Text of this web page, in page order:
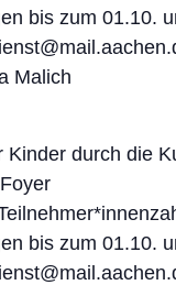
bis zum 01.10.
Malich
Kinder durch die
bis zum 01.10.